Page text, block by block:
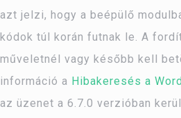
azt jelzi, hogy a beépülő
kódok túl korán futnak le. A
műveletnél vagy később kell
információ a Hibakeresés a
az üzenet a 6.7.0 verzióban